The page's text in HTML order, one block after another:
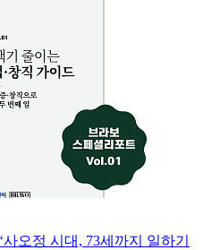
오정 시대, 73세까지 일하기